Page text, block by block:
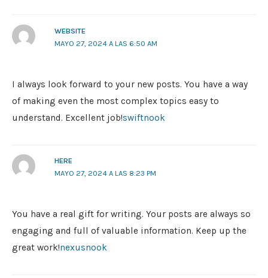
WEBSITE
MAYO 27, 2024 A LAS 6:50 AM
I always look forward to your new posts. You have a way
of making even the most complex topics easy to
understand. Excellent job!swiftnook
HERE
MAYO 27, 2024 A LAS 8:23 PM
You have a real gift for writing. Your posts are always so
engaging and full of valuable information. Keep up the
great work!nexusnook